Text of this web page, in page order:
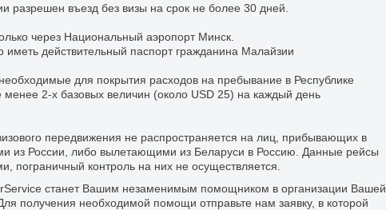
разрешен въезд без визы на срок не более 30 дней.
через Национальный аэропорт Минск.
действительный паспорт гражданина Малайзии
для покрытия расходов на пребывание в Республике
менее 2-х базовых величин (около USD 25) на каждый день
передвижения не распространяется на лиц, прибывающих в
из России, либо вылетающими из Беларуси в Россию. Данные рейсы
пограничный контроль на них не осуществляется.
станет Вашим незаменимым помощником в организации Вашей
получения необходимой помощи отправьте нам заявку, в которой